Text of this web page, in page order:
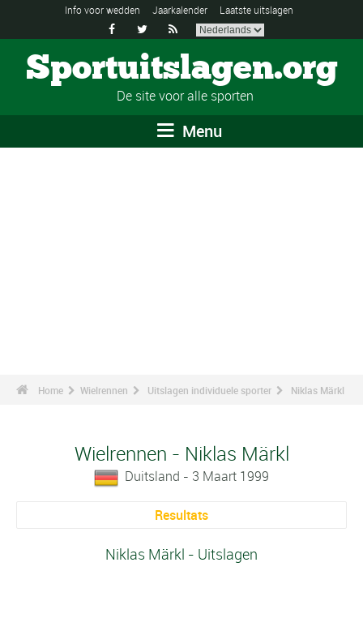
Info voor wedden Jaarkalender Laatste uitslagen
  
Sportuitslagen.org
De site voor alle sporten
Menu
Home Wielrennen Uitslagen individuele sporter Niklas Märkl
Wielrennen - Niklas Märkl
Duitsland - 3 Maart 1999
Resultats
Niklas Märkl - Uitslagen